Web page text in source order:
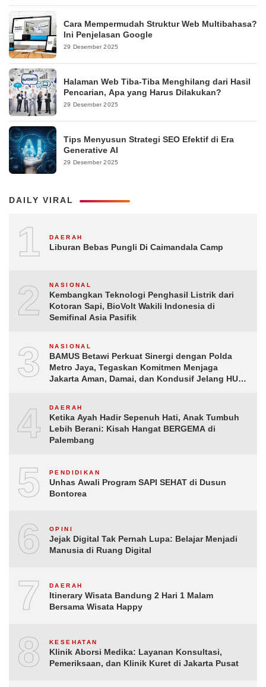
Cara Mempermudah Struktur Web Multibahasa?
Ini Penjelasan Google
29 Desember 2025
Halaman Web Tiba-Tiba Menghilang dari Hasil
Pencarian, Apa yang Harus Dilakukan?
29 Desember 2025
Tips Menyusun Strategi SEO Efektif di Era
Generative AI
29 Desember 2025
DAILY VIRAL
1 DAERAH
Liburan Bebas Pungli Di Caimandala Camp
2 NASIONAL
Kembangkan Teknologi Penghasil Listrik dari
Kotoran Sapi, BioVolt Wakili Indonesia di
Semifinal Asia Pasifik
3 NASIONAL
BAMUS Betawi Perkuat Sinergi dengan Polda
Metro Jaya, Tegaskan Komitmen Menjaga
Jakarta Aman, Damai, dan Kondusif Jelang HUT
4 DAERAH
Ketika Ayah Hadir Sepenuh Hati, Anak Tumbuh
Lebih Berani: Kisah Hangat BERGEMA di
Palembang
5 PENDIDIKAN
Unhas Awali Program SAPI SEHAT di Dusun
Bontorea
6 OPINI
Jejak Digital Tak Pernah Lupa: Belajar Menjadi
Manusia di Ruang Digital
7 DAERAH
Itinerary Wisata Bandung 2 Hari 1 Malam
Bersama Wisata Happy
8 KESEHATAN
Klinik Aborsi Medika: Layanan Konsultasi,
Pemeriksaan, dan Klinik Kuret di Jakarta Pusat